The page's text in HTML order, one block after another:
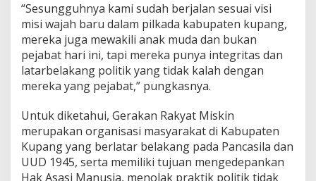
“Sesungguhnya kami sudah berjalan sesuai visi
misi wajah baru dalam pilkada kabupaten kupang,
mereka juga mewakili anak muda dan bukan
pejabat hari ini, tapi mereka punya integritas dan
latarbelakang politik yang tidak kalah dengan
mereka yang pejabat,” pungkasnya.
Untuk diketahui, Gerakan Rakyat Miskin
merupakan organisasi masyarakat di Kabupaten
Kupang yang berlatar belakang pada Pancasila dan
UUD 1945, serta memiliki tujuan mengedepankan
Hak Asasi Manusia, menolak praktik politik tidak